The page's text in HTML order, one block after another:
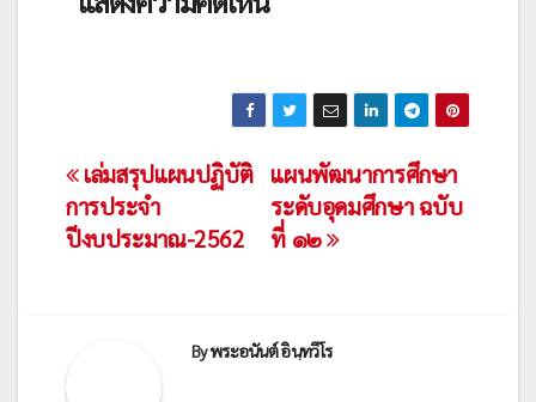
เมนู
นำทาง
แผนพัฒนาการศึกษา
ระดับอุดมศึกษา ฉบับ
ที่ ๑๒
เล่มสรุปแผนปฏิบัติ
การประจำ
ปีงบประมาณ-2562
Byพระอนันต์ อินฺทวีโร